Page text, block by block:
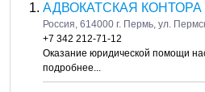
АДВОКАТСКАЯ КОНТОРА
Россия, 614000 г. Пермь, ул.
+7 342 212-71-12
Оказание юридической помощи
подробнее...